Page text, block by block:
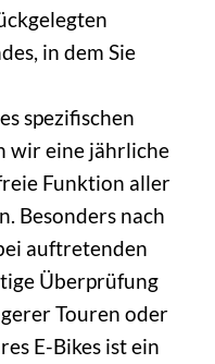
in dem Sie
spezifischen
wir eine jährliche
Funktion aller
Besonders nach
auftretenden
Überprüfung
Touren oder
E-Bikes ist ein